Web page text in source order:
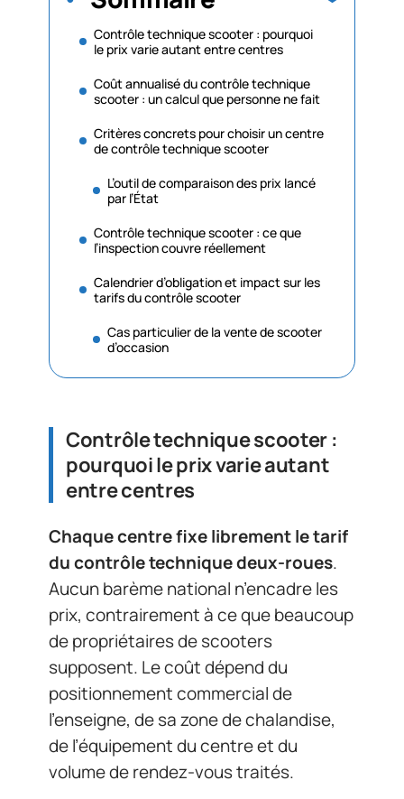
Contrôle technique scooter : pourquoi
le prix varie autant entre centres
Coût annualisé du contrôle technique
scooter : un calcul que personne ne fait
Critères concrets pour choisir un centre
de contrôle technique scooter
L’outil de comparaison des prix lancé
par l’État
Contrôle technique scooter : ce que
l’inspection couvre réellement
Calendrier d’obligation et impact sur les
tarifs du contrôle scooter
Cas particulier de la vente de scooter
d’occasion
Contrôle technique scooter :
pourquoi le prix varie autant
entre centres
Chaque centre fixe librement le tarif
du contrôle technique deux-roues.
Aucun barème national n’encadre les
prix, contrairement à ce que beaucoup
de propriétaires de scooters
supposent. Le coût dépend du
positionnement commercial de
l’enseigne, de sa zone de chalandise,
de l’équipement du centre et du
volume de rendez-vous traités.